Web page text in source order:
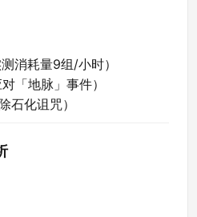
消耗量9组/小时）
「地脉」事件）
石化诅咒）